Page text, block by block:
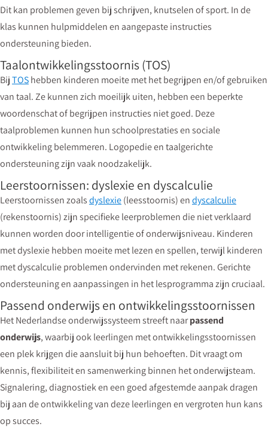
Dit kan problemen geven bij schrijven, knutselen of sport. In de
klas kunnen hulpmiddelen en aangepaste instructies
ondersteuning bieden.
Taalontwikkelingsstoornis (TOS)
BijTOShebben kinderen moeite met het begrijpen en/of gebruiken
van taal. Ze kunnen zich moeilijk uiten, hebben een beperkte
woordenschat of begrijpen instructies niet goed. Deze
taalproblemen kunnen hun schoolprestaties en sociale
ontwikkeling belemmeren. Logopedie en taalgerichte
ondersteuning zijn vaak noodzakelijk.
Leerstoornissen: dyslexie en dyscalculie
Leerstoornissen zoalsdyslexie(leesstoornis) endyscalculie
(rekenstoornis) zijn specifieke leerproblemen die niet verklaard
kunnen worden door intelligentie of onderwijsniveau. Kinderen
met dyslexie hebben moeite met lezen en spellen, terwijl kinderen
met dyscalculie problemen ondervinden met rekenen. Gerichte
ondersteuning en aanpassingen in het lesprogramma zijn cruciaal.
Passend onderwijs en ontwikkelingsstoornissen
Het Nederlandse onderwijssysteem streeft naarpassend
onderwijs, waarbij ook leerlingen met ontwikkelingsstoornissen
een plek krijgen die aansluit bij hun behoeften. Dit vraagt om
kennis, flexibiliteit en samenwerking binnen het onderwijsteam.
Signalering, diagnostiek en een goed afgestemde aanpak dragen
bij aan de ontwikkeling van deze leerlingen en vergroten hun kans
op succes.